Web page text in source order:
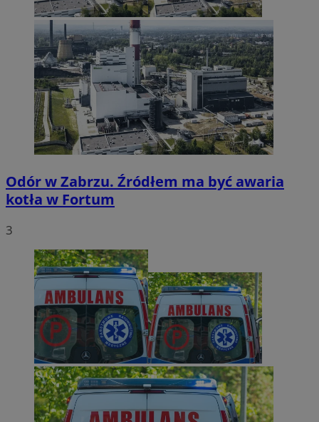
Odór w Zabrzu. Źródłem ma być awaria
kotła w Fortum
3